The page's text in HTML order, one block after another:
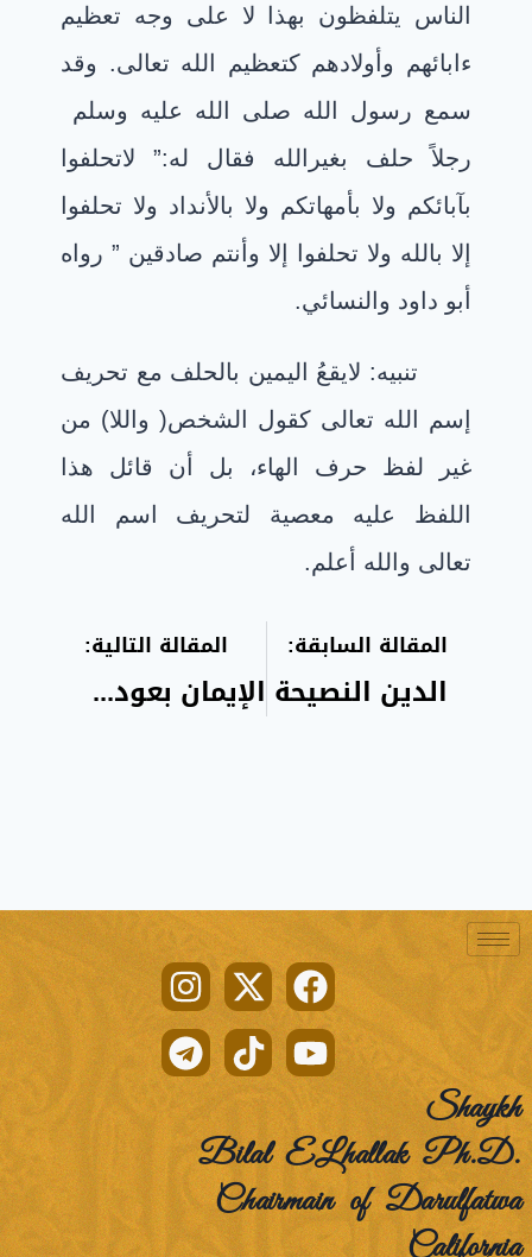
الناس يتلفظون بهذا لا على وجه تعظيم
ءابائهم وأولادهم كتعظيم الله تعالى. وقد
سمع رسول الله صلى الله عليه وسلم
رجلاً حلف بغيرالله فقال له:” لاتحلفوا
بآبائكم ولا بأمهاتكم ولا بالأنداد ولا تحلفوا
إلا بالله ولا تحلفوا إلا وأنتم صادقين ” رواه
أبو داود والنسائي.
تنبيه: لايقعُ اليمين بالحلف مع تحريف
إسم الله تعالى كقول الشخص( واللا) من
غير لفظ حرف الهاء، بل أن قائل هذا
اللفظ عليه معصية لتحريف اسم الله
تعالى والله أعلم.
المقالة السابقة:
الدين النصيحة
المقالة التالية:
الإيمان بعود الروح في القبر
Shaykh
Bilal ELhallak Ph.D.
Chairmain of Darulfatwa
California